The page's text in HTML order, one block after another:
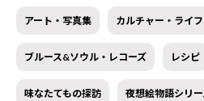
アート・写真集 カルチャー・ライ
ブルース&ソウル・レコーズ レシピ
味なたてもの探訪 夜想絵物語シリ